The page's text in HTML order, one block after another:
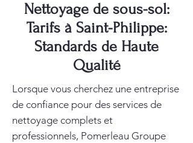
Nettoyage de sous-sol:
Tarifs à Saint-Philippe:
Standards de Haute
Qualité
Lorsque vous cherchez une entreprise
de confiance pour des services de
nettoyage complets et
professionnels, Pomerleau Groupe